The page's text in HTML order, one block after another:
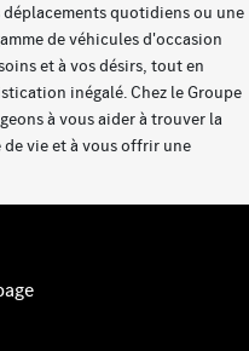
quotidiens ou une
de véhicules d'occasion
et à vos désirs, tout en
inégalé. Chez le Groupe
à vous aider à trouver la
vie et à vous offrir une